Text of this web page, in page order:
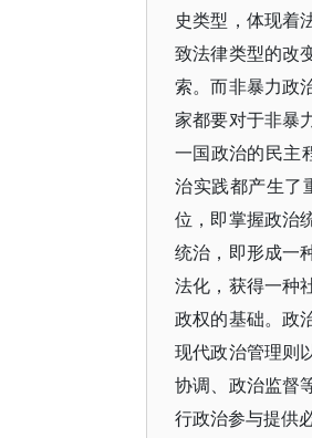
史类型，体现着
致法律类型的改
索。而非暴力政
家都要对于非暴
一国政治的民主
治实践都产生了
位，即掌握政治
统治，即形成一
法化，获得一种
政权的基础。政
现代政治管理则
协调、政治监督
行政治参与提供